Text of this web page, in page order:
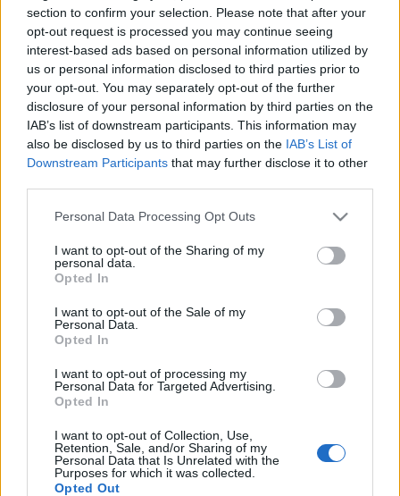
section to confirm your selection. Please note that after your
opt-out request is processed you may continue seeing
interest-based ads based on personal information utilized by
us or personal information disclosed to third parties prior to
your opt-out. You may separately opt-out of the further
disclosure of your personal information by third parties on the
IAB’s list of downstream participants. This information may
also be disclosed by us to third parties on the IAB’s List of
Downstream Participants that may further disclose it to other
Please note that this website/app uses one or more Google
not limited to your visit or usage behaviour. You may click to
grant or deny consent to Google and its third-party tags to
use your data for below specified purposes in below Google
consent section.
Personal Data Processing Opt Outs
I want to opt-out of the Sharing of my
personal data.
Opted In
I want to opt-out of the Sale of my
Personal Data.
Opted In
I want to opt-out of processing my
Personal Data for Targeted Advertising.
Opted In
I want to opt-out of Collection, Use,
Retention, Sale, and/or Sharing of my
Personal Data that Is Unrelated with the
Purposes for which it was collected.
Opted Out
voltak a topon, és van-e köztük magyar. Mindjárt az első
név magyar: Almás Erik USA. Találtam egy
Németországban élőt is, Nagy Tom. És egy itt lakó magyart
is: Hajdu András HUN. Az album témánként halad
animalstól, worksig. Az érdekelt, hogy akik szabadon,
kedvük szerint bóklásznak a témák között, kit mi ragad
meg, és hogyan kezeli, ábrázolja témáját.
Bevallom a könyv feléig jutottam. Itt abbahagytam, mert
azzal szembesültem, hogy kép, kép, igen, megint kép… és
egyszer vett egy kiló
bélyeget. A gyerek abbahagyta a bélyeggyűjtést.
Ajánlott bejegyzések:
Nagyon meleg van